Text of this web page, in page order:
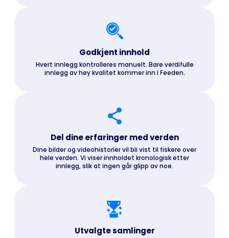
Godkjent innhold
Hvert innlegg kontrolleres manuelt. Bare verdifulle
innlegg av høy kvalitet kommer inn i Feeden.
Del dine erfaringer med verden
Dine bilder og videohistorier vil bli vist til fiskere over
hele verden. Vi viser innholdet kronologisk etter
innlegg, slik at ingen går glipp av noe.
Utvalgte samlinger